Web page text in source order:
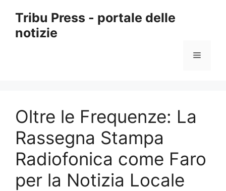
content
Tribu Press - portale delle
notizie
Menu
Oltre le Frequenze: La
Rassegna Stampa
Radiofonica come Faro
per la Notizia Locale